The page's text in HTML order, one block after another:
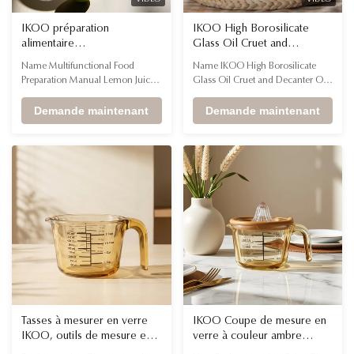
IKOO préparation
alimentaire
multifonctionnelle Juicer de
verre manuel Juicer de
d'orange Juicer de fruits
Name Multifunctional Food
Preparation Manual Lemon Juicer
Multifunctional Measuring Cup,
Egg Separator, Juicer, Fat Separator,
Mixing Bowl Design
Safe OEM Options Custom
the capacity of the measuring
cup? ...
Demande maintenant
IKOO High Borosilicate
Glass Oil Cruet and
Decanter with 700ml
Capacity and Non-drip
Name IKOO High Borosilicate
Glass Oil Cruet and Decanter Oil
Dispenser Bottle for Kitchen
Capacity 150ml,250ml,500ml
Advantage Non-drip,elegant
safe,easy to fill OEM Options
Custom colors/logo printing
available Material High
borosilicate glass * 【NON-DRIP
DESIGN】 - ...
Demande maintenant
Tasses à mesurer en verre
IKOO, outils de mesure en
verre résistant à la chaleur
IKOO Coupe de mesure en
verre à couleur ambre
résistant à la chaleur de 250